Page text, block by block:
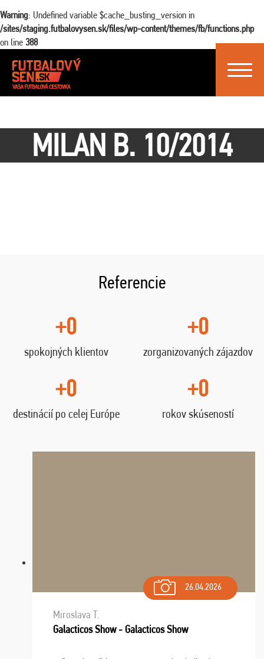
Warning: Undefined variable $cache_busting_version in
/sites/staging.futbalovysen.sk/files/wp-content/themes/fb/functions.php
on line 388
Toggle
MILAN B. 10/2014
Referencie
+0
spokojných klientov
+0
zorganizovaných zájazdov
+0
destinácií po celej Európe
+0
rokov skúseností
26.04.2026
Miroslava T.
Galacticos Show - Galacticos Show